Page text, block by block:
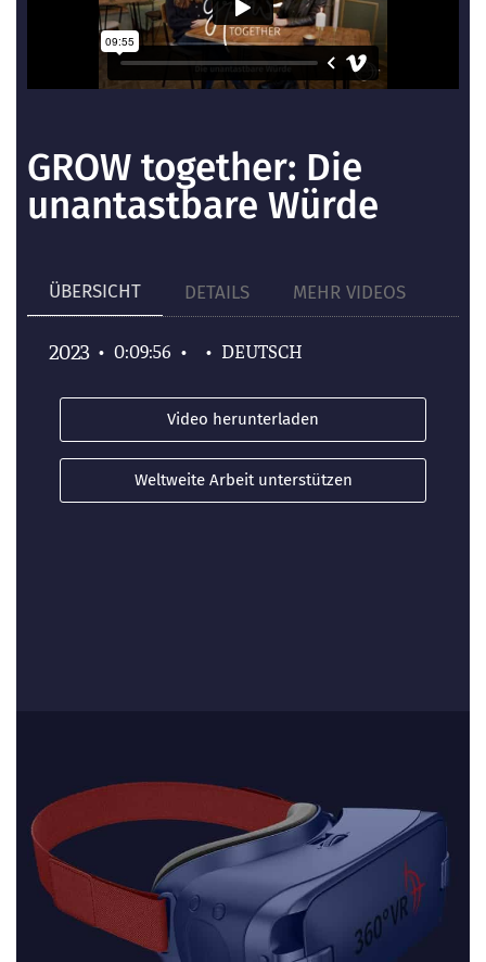
GROW together: Die
unantastbare Würde
ÜBERSICHT DETAILS MEHR VIDEOS
2023 • 0:09:56 • • DEUTSCH
Video herunterladen
Weltweite Arbeit unterstützen